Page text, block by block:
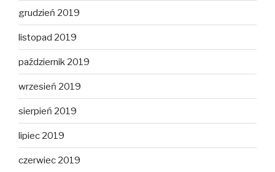
grudzień 2019
listopad 2019
październik 2019
wrzesień 2019
sierpień 2019
lipiec 2019
czerwiec 2019